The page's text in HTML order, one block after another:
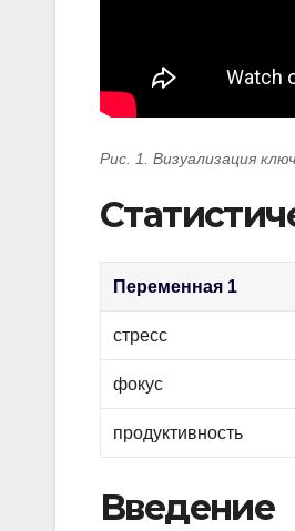
Рис. 1. Визуализация
Переменная 1
стресс
фокус
продуктивность
Введение